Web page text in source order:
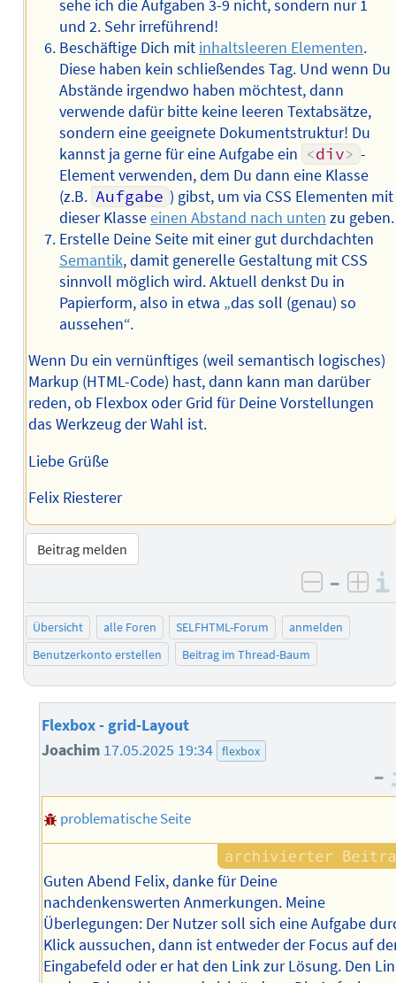
sehe ich die Aufgaben 3-9 nicht, sondern nur 1
und 2. Sehr irreführend!
Beschäftige Dich mit inhaltsleeren Elementen.
Diese haben kein schließendes Tag. Und wenn Du
Abstände irgendwo haben möchtest, dann
verwende dafür bitte keine leeren Textabsätze,
sondern eine geeignete Dokumentstruktur! Du
kannst ja gerne für eine Aufgabe ein <div> -
Element verwenden, dem Du dann eine Klasse
(z.B. Aufgabe ) gibst, um via CSS Elementen mit
dieser Klasseeinen Abstand nach unten zu geben.
Erstelle Deine Seite mit einer gut durchdachten
Semantik, damit generelle Gestaltung mit CSS
sinnvoll möglich wird. Aktuell denkst Du in
Papierform, also in etwa „das soll (genau) so
aussehen“.
Wenn Du ein vernünftiges (weil semantisch logisches)
Markup (HTML-Code) hast, dann kann man darüber
reden, ob Flexbox oder Grid für Deine Vorstellungen
das Werkzeug der Wahl ist.
Liebe Grüße
Felix Riesterer
Beitrag melden
negativ
–
Übersicht alle Foren SELFHTML-Forum
anmelden
Benutzerkonto erstellen
Beitrag im Thread-Baum
Flexbox - grid-Layout
Joachim 17.05.2025 19:34 flexbox
–
problematische Seite
Guten Abend Felix, danke für Deine
nachdenkenswerten Anmerkungen. Meine
Überlegungen: Der Nutzer soll sich eine Aufgabe
Klick aussuchen, dann ist entweder der Focus auf
Eingabefeld oder er hat den Link zur Lösung. Den